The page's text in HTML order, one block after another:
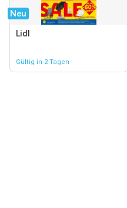
Neu
Lidl
Gültig in 2 Tagen